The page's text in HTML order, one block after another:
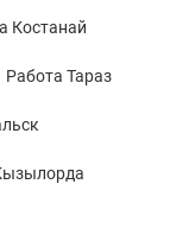
Костанай
Работа Тараз